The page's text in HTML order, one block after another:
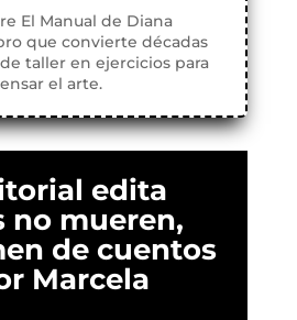
El Manual de Diana
que convierte décadas
taller en ejercicios para
el arte.
edita
no mueren,
de cuentos
Marcela